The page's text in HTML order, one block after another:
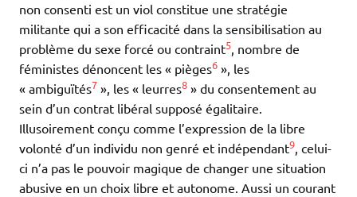
non consenti est un viol constitue une stratégie
militante qui a son efficacité dans la sensibilisation au
problème du sexe forcé ou contraint5, nombre de
féministes dénoncent les « pièges6 », les
« ambiguïtés7 », les « leurres8 » du consentement au
sein d’un contrat libéral supposé égalitaire.
Illusoirement conçu comme l’expression de la libre
volonté d’un individu non genré et indépendant9, celui-
ci n’a pas le pouvoir magique de changer une situation
abusive en un choix libre et autonome. Aussi un courant